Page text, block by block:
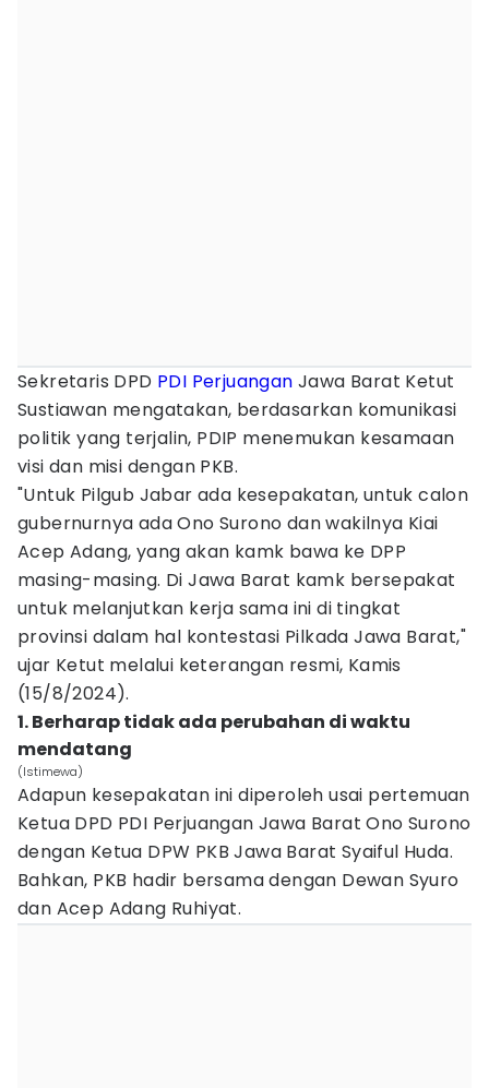
Sekretaris DPD PDI Perjuangan Jawa Barat Ketut
Sustiawan mengatakan, berdasarkan komunikasi
politik yang terjalin, PDIP menemukan kesamaan
visi dan misi dengan PKB.
"Untuk Pilgub Jabar ada kesepakatan, untuk calon
gubernurnya ada Ono Surono dan wakilnya Kiai
Acep Adang, yang akan kamk bawa ke DPP
masing-masing. Di Jawa Barat kamk bersepakat
untuk melanjutkan kerja sama ini di tingkat
provinsi dalam hal kontestasi Pilkada Jawa Barat,"
ujar Ketut melalui keterangan resmi, Kamis
(15/8/2024).
1. Berharap tidak ada perubahan di waktu
mendatang
(Istimewa)
Adapun kesepakatan ini diperoleh usai pertemuan
Ketua DPD PDI Perjuangan Jawa Barat Ono Surono
dengan Ketua DPW PKB Jawa Barat Syaiful Huda.
Bahkan, PKB hadir bersama dengan Dewan Syuro
dan Acep Adang Ruhiyat.